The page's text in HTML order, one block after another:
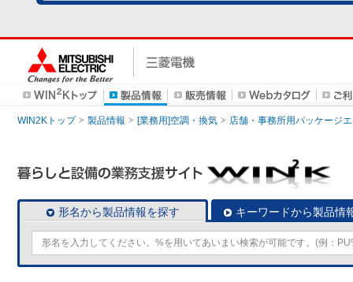
WIN2Kトップ 製品情報 [業務用]空調・換気 店舗・事務所用パッケージ
形名から製品情報を探す キーワードから製品情